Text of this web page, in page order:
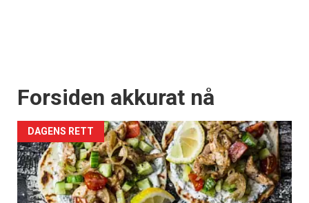
Forsiden akkurat nå
DAGENS RETT